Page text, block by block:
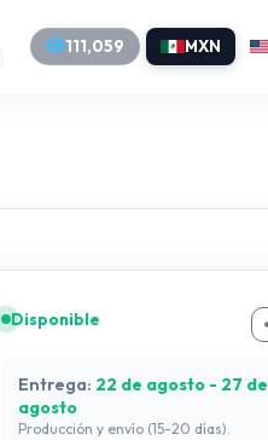
111,059 MXN
Disponible
Entrega: 22 de agosto - 27 de
agosto
Producción y envío (15-20 días).